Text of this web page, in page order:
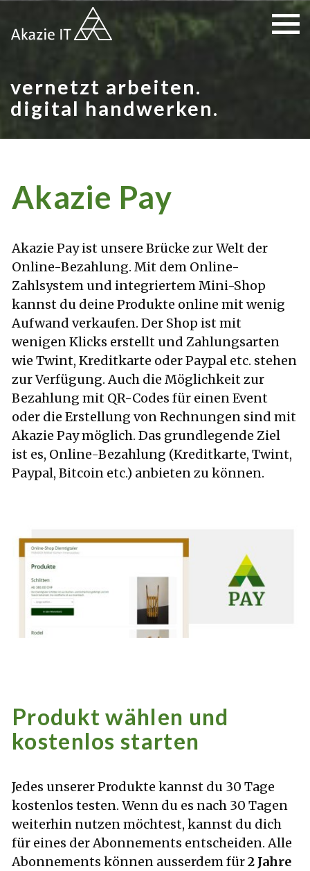
vernetzt arbeiten.
digital handwerken.
Akazie Pay
Akazie Pay ist unsere Brücke zur Welt der
Online-Bezahlung. Mit dem Online-
Zahlsystem und integriertem Mini-Shop
kannst du deine Produkte online mit wenig
Aufwand verkaufen. Der Shop ist mit
wenigen Klicks erstellt und Zahlungsarten
wie Twint, Kreditkarte oder Paypal etc. stehen
zur Verfügung. Auch die Möglichkeit zur
Bezahlung mit QR-Codes für einen Event
oder die Erstellung von Rechnungen sind mit
Akazie Pay möglich. Das grundlegende Ziel
ist es, Online-Bezahlung (Kreditkarte, Twint,
Paypal, Bitcoin etc.) anbieten zu können.
Produkt wählen und
kostenlos starten
Jedes unserer Produkte kannst du 30 Tage
kostenlos testen. Wenn du es nach 30 Tagen
weiterhin nutzen möchtest, kannst du dich
für eines der Abonnements entscheiden. Alle
Abonnements können ausserdem für2 Jahre